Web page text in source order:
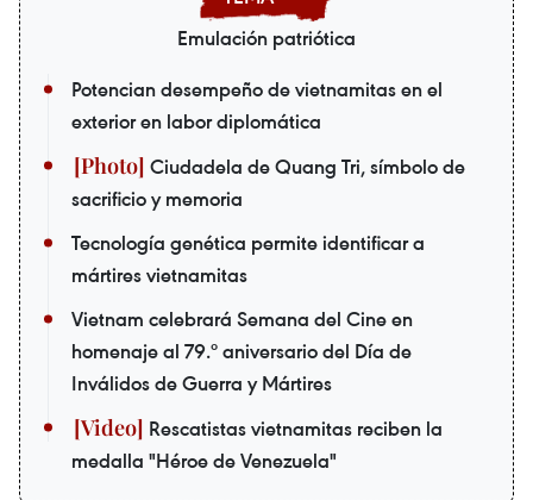
Emulación patriótica
Potencian desempeño de vietnamitas en el
exterior en labor diplomática
Ciudadela de Quang Tri, símbolo de
sacrificio y memoria
Tecnología genética permite identificar a
mártires vietnamitas
Vietnam celebrará Semana del Cine en
homenaje al 79.º aniversario del Día de
Inválidos de Guerra y Mártires
Rescatistas vietnamitas reciben la
medalla "Héroe de Venezuela"